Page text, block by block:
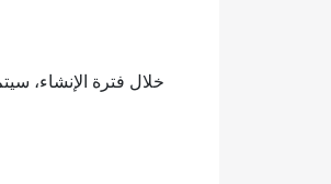
خلال فترة الإنشاء،